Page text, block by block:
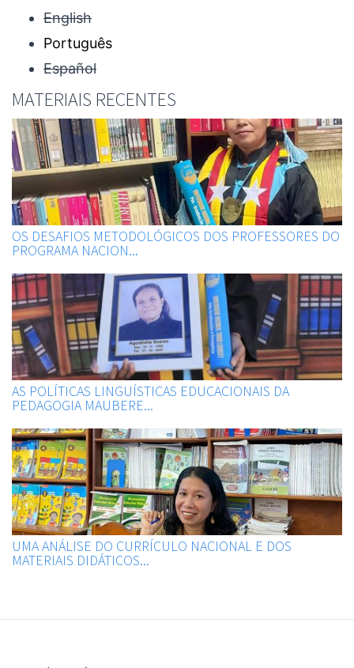
English
Português
Español
MATERIAIS RECENTES
OS DESAFIOS METODOLÓGICOS DOS PROFESSORES DO
PROGRAMA NACION...
AS POLÍTICAS LINGUÍSTICAS EDUCACIONAIS DA
PEDAGOGIA MAUBERE...
UMA ANÁLISE DO CURRÍCULO NACIONAL E DOS
MATERIAIS DIDÁTICOS...